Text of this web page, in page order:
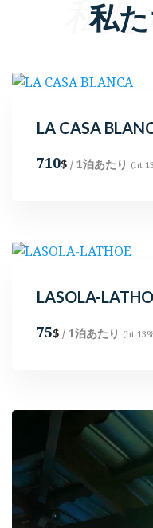
私
私
LA CASA
710$ / 1泊あたり (ht
LASOLA-
75$ / 1泊あたり (ht